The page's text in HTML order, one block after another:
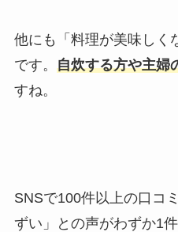
他にも「料理が美味しく
です。 自炊する方や主婦
すね。
SNSで100件以上の口コ
ずい」との声がわずか1